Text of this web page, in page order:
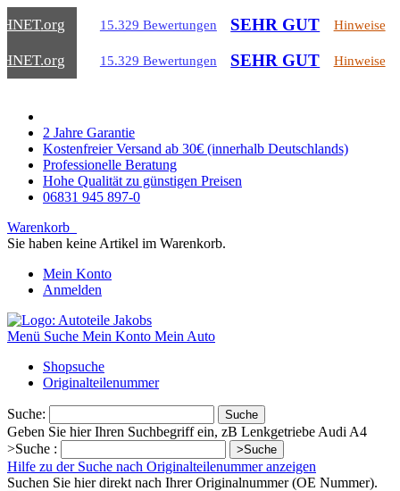
.org 15.329 Bewertungen SEHR GUT Hinweise
.org 15.329 Bewertungen SEHR GUT Hinweise
2 Jahre Garantie
Kostenfreier Versand ab 30€ (innerhalb Deutschlands)
Professionelle Beratung
Hohe Qualität zu günstigen Preisen
06831 945 897-0
Warenkorb
Sie haben keine Artikel im Warenkorb.
Mein Konto
Anmelden
Menü Suche Mein Konto Mein Auto
Shopsuche
Originalteilenummer
Suche: Suche
Geben Sie hier Ihren Suchbegriff ein, zB Lenkgetriebe Audi A4
>Suche :
>Suche
Hilfe zu der Suche nach Originalteilenummer anzeigen
Suchen Sie hier direkt nach Ihrer Originalnummer (OE Nummer).